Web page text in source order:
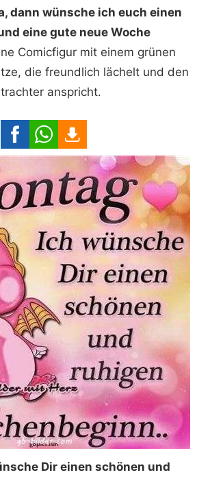
dann wünsche ich euch einen
eine gute neue Woche
Comicfigur mit einem grünen
die freundlich lächelt und den
anspricht.
Dir einen schönen und